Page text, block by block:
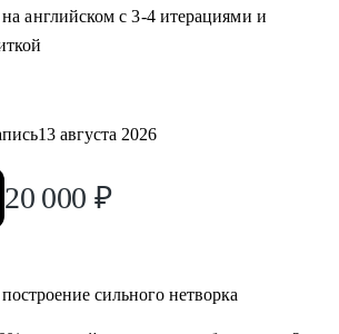
английском с 3-4 итерациями и
13 августа 2026
20 000 ₽
сильного нетворка